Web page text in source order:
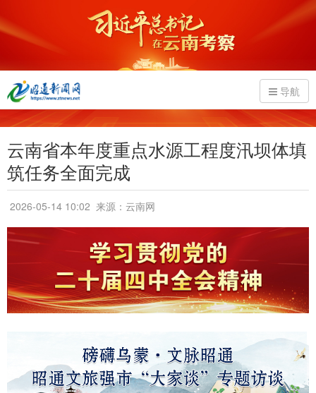
导航
云南省本年度重点水源工程度汛坝体填
筑任务全面完成
2026-05-14 10:02 来源：云南网